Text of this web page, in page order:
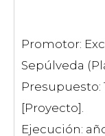
Promotor:
Sepúlveda
Presupuesto:
[Proyecto].
Ejecución: